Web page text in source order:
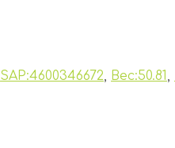
SAP:4600346672, Вес:50.81,